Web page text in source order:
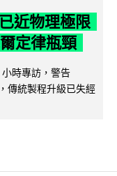
近物理極限
定律瓶頸
時專訪，警告
傳統製程升級已失經